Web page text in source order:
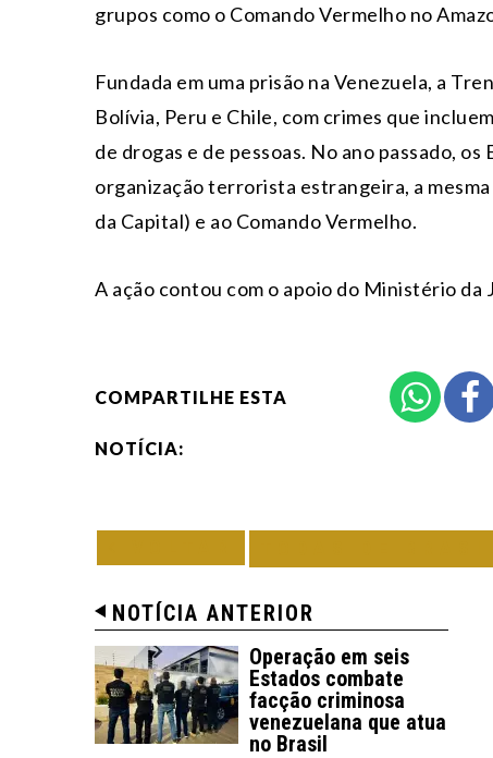
grupos como o Comando Vermelho no
Fundada em uma prisão na Venezuela, a
Bolívia, Peru e Chile, com crimes que
de drogas e de pessoas. No ano passado,
organização terrorista estrangeira, a
da Capital) e ao Comando Vermelho.
A ação contou com o apoio do Ministério da
COMPARTILHE ESTA
NOTÍCIA:
NOTÍCIA ANTERIOR
Operação em seis
Estados combate
facção criminosa
venezuelana que atua
no Brasil